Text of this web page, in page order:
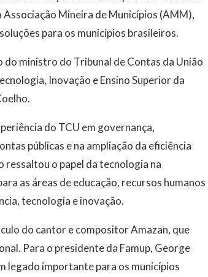
Mineira de Municípios (AMM),
para os municípios brasileiros.
ministro do Tribunal de Contas da União
Inovação e Ensino Superior da
do TCU em governança,
públicas e na ampliação da eficiência
ressaltou o papel da tecnologia na
as áreas de educação, recursos humanos
tecnologia e inovação.
do cantor e compositor Amazan, que
Para o presidente da Famup, George
legado importante para os municípios